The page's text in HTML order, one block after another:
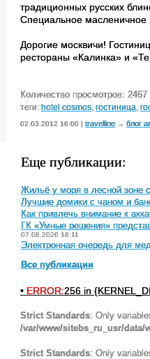
традиционных русских
Специальное масленичное
Дорогие москвичи!
рестораны «Калинка» и
Количество просмотров: 2467
теги: hotel cosmos гостиница
02.03.2012 16:00 | travelline → блог
Еще публикации:
Жильё у моря в лесной зоне
Лучшие домики с чаном и
Как привлечь внимание к
ГК «Умные решения»
07.08.2026 18:11
Электронная очередь для
Все публикации
• ERROR:256 in
Strict Standards: Only
/var/www/sitebs_ru_usr/
Strict Standards: Only